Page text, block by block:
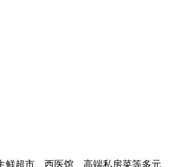
鲜超市、西医馆、高端私房菜等多元